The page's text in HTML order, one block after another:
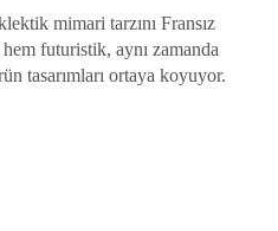
mimari tarzını Fransız
futuristik, aynı zamanda
tasarımları ortaya koyuyor.